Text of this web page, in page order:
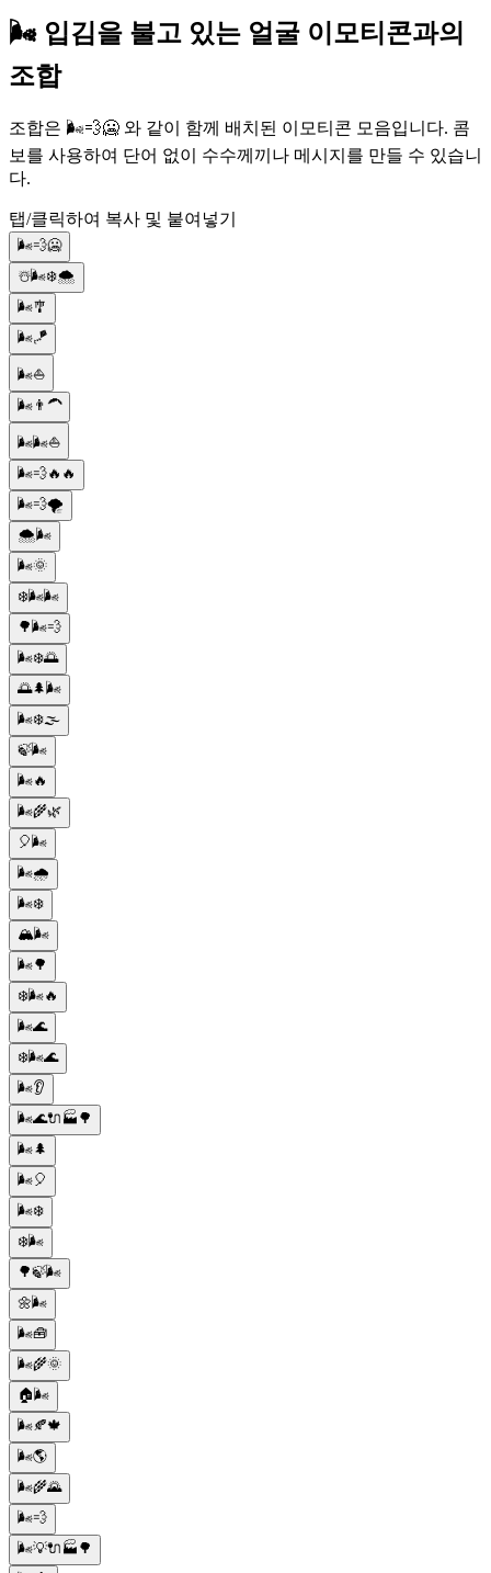
🌬️ 입김을 불고 있는 얼굴 이모티콘과의
조합
조합은 🌬️💨🥶 와 같이 함께 배치된 이모티콘 모음입니다. 콤
보를 사용하여 단어 없이 수수께끼나 메시지를 만들 수 있습니
다.
탭/클릭하여 복사 및 붙여넣기
🌬️💨🥶
☃️🌬️❄️🌨️
🌬️🎐
🌬️🪁
🌬️⛵
🌬️👨‍🦱
🌬️🌬️⛵
🌬️💨🔥🔥
🌬️💨🌪️
🌨️🌬️
🌬️🌞
❄️🌬️🌬️
🌳🌬️💨
🌬️❄️🌅
🌅🌲🌬️
🌬️❄️🌫️
🍃🌬️
🌬️🔥
🌬️🌾🌿
🎈🌬️
🌬️🌧️
🌬️❄️
🏔️🌬️
🌬️🌳
❄️🌬️🔥
🌬️🌊
❄️🌬️🌊
🌬️👂
🌬️🌊🔌🏭🌳
🌬️🌲
🌬️🎈
🌬️❄️
❄️🌬️
🌳🍃🌬️
🌼🌬️
🌬️🧰
🌬️🌾🌞
🏠🌬️
🌬️🍂🍁
🌬️🌎
🌬️🌾🌄
🌬️💨
🌬️💡🔌🏭🌳